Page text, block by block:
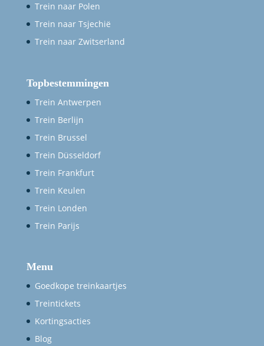
Trein naar Polen
Trein naar Tsjechië
Trein naar Zwitserland
Topbestemmingen
Trein Antwerpen
Trein Berlijn
Trein Brussel
Trein Düsseldorf
Trein Frankfurt
Trein Keulen
Trein Londen
Trein Parijs
Menu
Goedkope treinkaartjes
Treintickets
Kortingsacties
Blog